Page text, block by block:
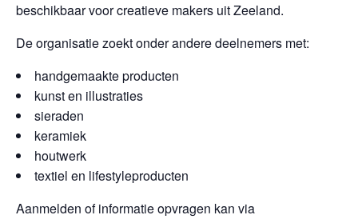
beschikbaar voor creatieve makers uit Zeeland.
De organisatie zoekt onder andere deelnemers met:
handgemaakte producten
kunst en illustraties
sieraden
keramiek
houtwerk
textiel en lifestyleproducten
Aanmelden of informatie opvragen kan via